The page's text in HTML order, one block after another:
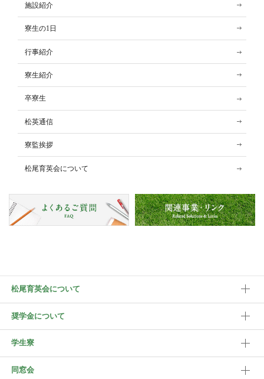
施設紹介
寮生の1日
行事紹介
寮生紹介
卒寮生
松英通信
寮監挨拶
松尾育英会について
松尾育英会について
奨学金について
学生寮
同窓会